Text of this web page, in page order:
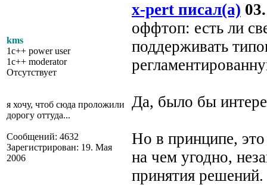
kms
1c++ power user
1c++ moderator
Отсутствует
я хочу, чтоб сюда проложили
дорогу оттуда...
Сообщений: 4632
Зарегистрирован: 19. Мая
2006
x-pert писал(а)
оффтоп: есть ли
поддерживать
Да, было бы
Но в принципе,
на чем угодно,
принятия решений.